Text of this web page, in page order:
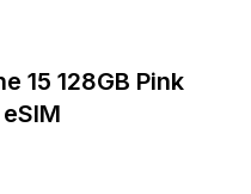
15 128GB Pink